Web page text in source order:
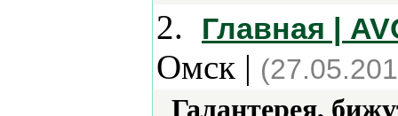
2. Главная |
Омск |
Галантерея,